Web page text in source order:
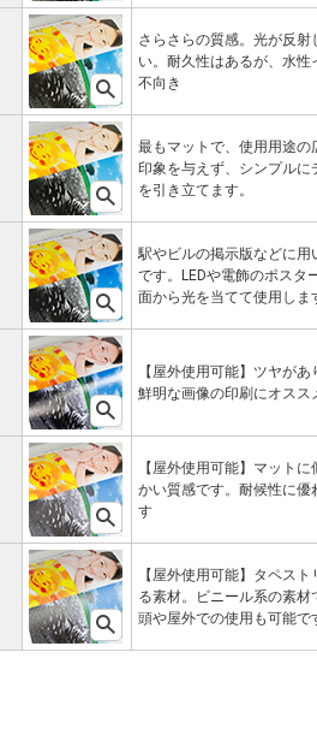
さらさらの質感。光が反射
い。耐久性はあるが、水
不向き
最もマットで、使用用途の
印象を与えず、シンプルに
を引き立てます。
駅やビルの掲示版などに用
です。LEDや電飾のポスタ
面から光を当てて使用しま
【屋外使用可能】ツヤが
鮮明な画像の印刷にオスス
【屋外使用可能】マット
かい質感です。耐候性に優
す
【屋外使用可能】タペス
る素材。ビニール系の素
頭や屋外での使用も可能で